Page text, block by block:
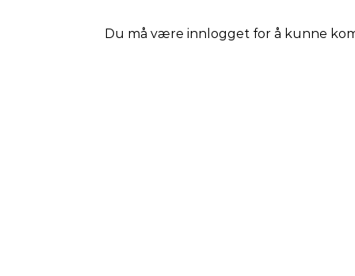
Du må være innlogget for å kunne